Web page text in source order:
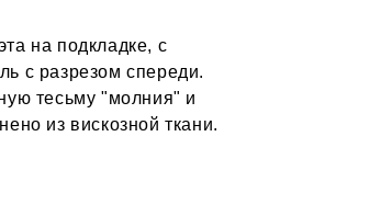
на подкладке, с
с разрезом спереди.
тесьму "молния" и
из вискозной ткани.